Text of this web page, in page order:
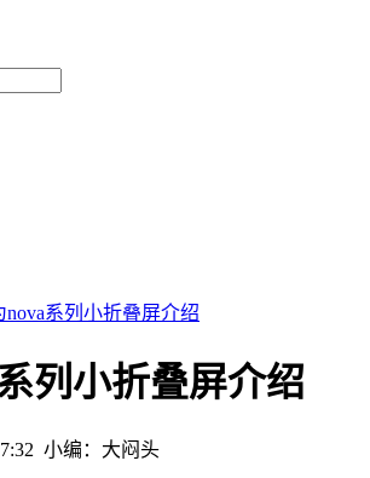
nova系列小折叠屏介绍
列小折叠屏介绍
小编：大闷头